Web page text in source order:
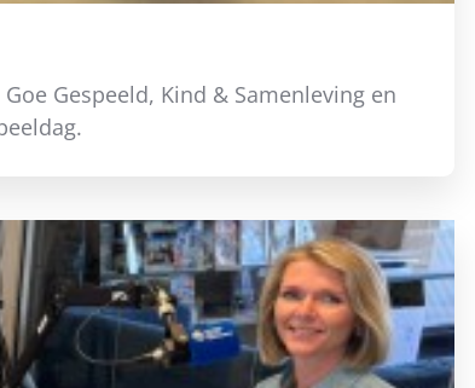
Gespeeld, Kind & Samenleving en